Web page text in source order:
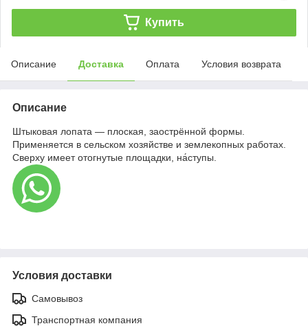
Купить
Описание Доставка Оплата Условия возврата
Описание
Штыковая лопата — плоская, заострённой формы.
Применяется в сельском хозяйстве и землекопных работах.
Сверху имеет отогнутые площадки, на́ступы.
Условия доставки
Самовывоз
Транспортная компания